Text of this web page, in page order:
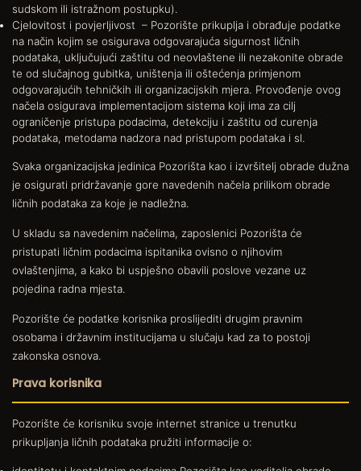
sudskom ili istražnom postupku).
Cjelovitost i povjerljivost – Pozorište prikuplja i obrađuje podatke
na način kojim se osigurava odgovarajuća sigurnost ličnih
podataka, uključujući zaštitu od neovlaštene ili nezakonite obrade
te od slučajnog gubitka, uništenja ili oštećenja primjenom
odgovarajućih tehničkih ili organizacijskih mjera. Provođenje ovog
načela osigurava implementacijom sistema koji ima za cilj
ograničenje pristupa podacima, detekciju i zaštitu od curenja
podataka, metodama nadzora nad pristupom podataka i sl.
Svaka organizacijska jedinica Pozorišta kao i izvršitelj obrade dužna
je osigurati pridržavanje gore navedenih načela prilikom obrade
ličnih podataka za koje je nadležna.
U skladu sa navedenim načelima, zaposlenici Pozorišta će
pristupati ličnim podacima ispitanika ovisno o njihovim
ovlaštenjima, a kako bi uspješno obavili poslove vezane uz
pojedina radna mjesta.
Pozorište će podatke korisnika proslijediti drugim pravnim
osobama i državnim institucijama u slučaju kad za to postoji
zakonska osnova.
Prava korisnika
Pozorište će korisniku svoje internet stranice u trenutku
prikupljanja ličnih podataka pružiti informacije o: